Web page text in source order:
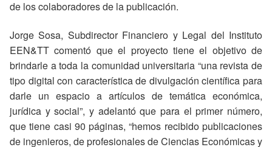
de los colaboradores de la publicación.
Jorge Sosa, Subdirector Financiero y Legal del Instituto
EEN&TT comentó que el proyecto tiene el objetivo de
brindarle a toda la comunidad universitaria “una revista de
tipo digital con característica de divulgación científica para
darle un espacio a artículos de temática económica,
jurídica y social”, y adelantó que para el primer número,
que tiene casi 90 páginas, “hemos recibido publicaciones
de ingenieros, de profesionales de Ciencias Económicas y